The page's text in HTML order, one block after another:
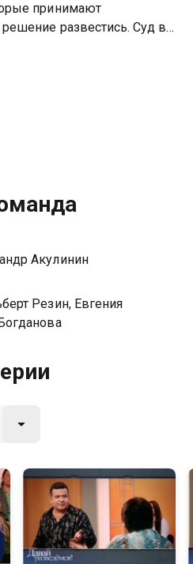
принимают
развестись. Суд в
разбирает семейные
сериала Давай
бесплатно в
Акулинин
Резин, Евгения